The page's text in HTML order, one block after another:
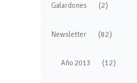
Galardones (2)
Newsletter (82)
Año 2013 (12)